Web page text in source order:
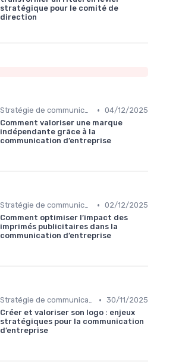
stratégique pour le comité de
direction
Stratégie de communication d’entreprise • 04/12/2025
Comment valoriser une marque
indépendante grâce à la
communication d’entreprise
Stratégie de communication d’entreprise • 02/12/2025
Comment optimiser l’impact des
imprimés publicitaires dans la
communication d’entreprise
Stratégie de communication d’entreprise • 30/11/2025
Créer et valoriser son logo : enjeux
stratégiques pour la communication
d’entreprise